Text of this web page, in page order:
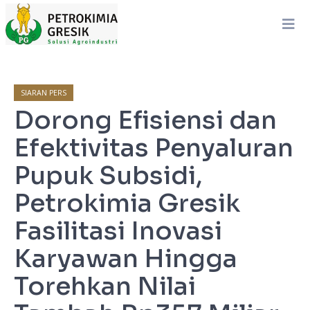
SIARAN PERS
Dorong Efisiensi dan
Efektivitas Penyaluran
Pupuk Subsidi,
Petrokimia Gresik
Fasilitasi Inovasi
Karyawan Hingga
Torehkan Nilai